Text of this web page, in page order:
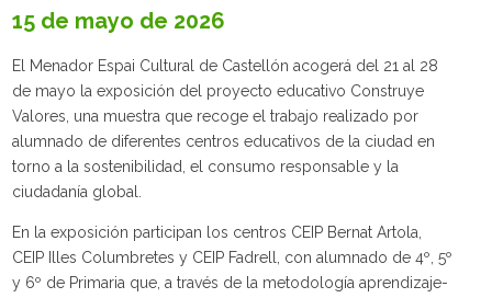
15 de mayo de 2026
El Menador Espai Cultural de Castellón acogerá del 21 al 28
de mayo la exposición del proyecto educativo Construye
Valores, una muestra que recoge el trabajo realizado por
alumnado de diferentes centros educativos de la ciudad en
torno a la sostenibilidad, el consumo responsable y la
ciudadanía global.
En la exposición participan los centros CEIP Bernat Artola,
CEIP Illes Columbretes y CEIP Fadrell, con alumnado de 4º, 5º
y 6º de Primaria que, a través de la metodología aprendizaje-